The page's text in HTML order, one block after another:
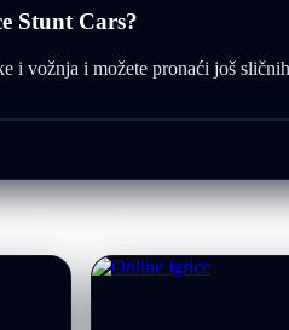
Stunt Cars?
i vožnja i možete pronaći još